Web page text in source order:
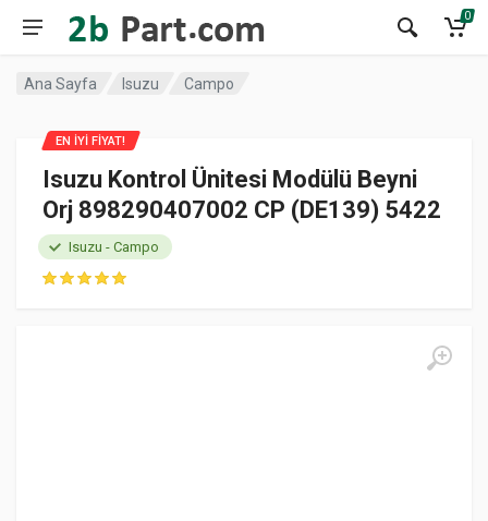
0
Ana Sayfa Isuzu Campo
Isuzu Kontrol Ünitesi Modülü Beyni
Orj 898290407002 CP (DE139) 5422
Isuzu - Campo
EN İYİ FİYAT!